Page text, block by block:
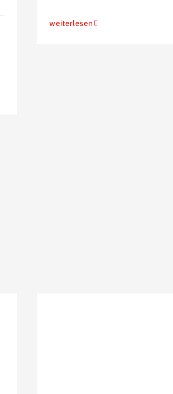
weiterlesen